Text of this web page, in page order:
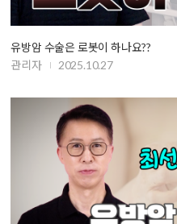
유방암 수술은 로봇이 하나요??
관리자
2025.10.27